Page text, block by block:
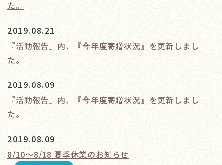
た。
2019.08.21
『活動報告』内、『今年度寄贈状況』を更新しまし
た。
2019.08.09
『活動報告』内、『今年度寄贈状況』を更新しまし
た。
2019.08.09
8/10～8/18 夏季休業のお知らせ